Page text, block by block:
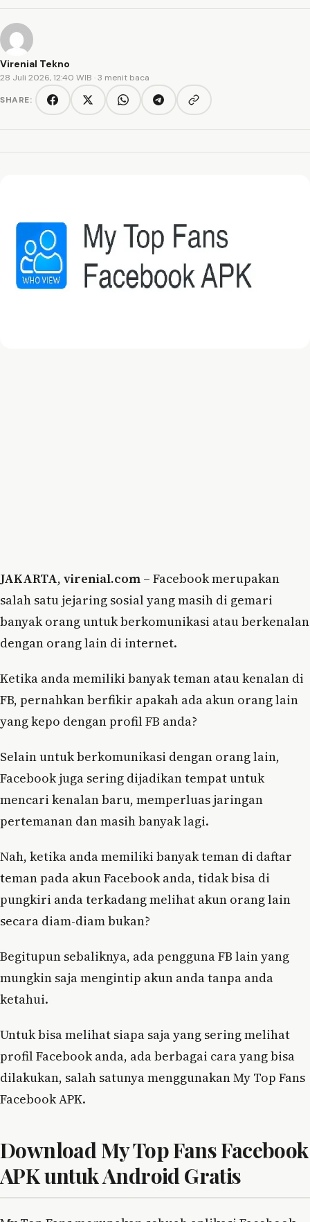
Virenial Tekno
28 Juli 2026, 12:40 WIB · 3 menit baca
SHARE:
FacebookTwitter/XWhatsAppTelegramCopy link
JAKARTA, virenial.com – Facebook merupakan
salah satu jejaring sosial yang masih di gemari
banyak orang untuk berkomunikasi atau berkenalan
dengan orang lain di internet.
Ketika anda memiliki banyak teman atau kenalan di
FB, pernahkan berfikir apakah ada akun orang lain
yang kepo dengan profil FB anda?
Selain untuk berkomunikasi dengan orang lain,
Facebook juga sering dijadikan tempat untuk
mencari kenalan baru, memperluas jaringan
pertemanan dan masih banyak lagi.
Nah, ketika anda memiliki banyak teman di daftar
teman pada akun Facebook anda, tidak bisa di
pungkiri anda terkadang melihat akun orang lain
secara diam-diam bukan?
Begitupun sebaliknya, ada pengguna FB lain yang
mungkin saja mengintip akun anda tanpa anda
ketahui.
Untuk bisa melihat siapa saja yang sering melihat
profil Facebook anda, ada berbagai cara yang bisa
dilakukan, salah satunya menggunakan My Top Fans
Facebook APK.
Download My Top Fans Facebook
APK untuk Android Gratis